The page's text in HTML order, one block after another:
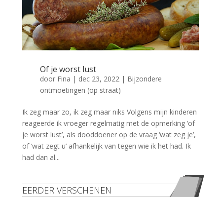
Of je worst lust
door Fina | dec 23, 2022| Bijzondere
ontmoetingen (op straat)
Ik zeg maar zo, ik zeg maar niks Volgens mijn kinderen
reageerde ik vroeger regelmatig met de opmerking ‘of
je worst lust’, als dooddoener op de vraag ‘wat zeg je’,
of ‘wat zegt u’ afhankelijk van tegen wie ik het had. Ik
had dan al...
EERDER VERSCHENEN